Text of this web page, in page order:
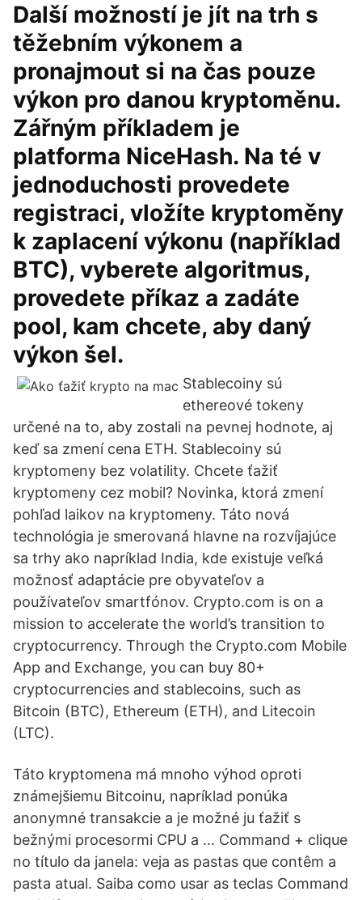
Další možností je jít na trh s
těžebním výkonem a
pronajmout si na čas pouze
výkon pro danou kryptoměnu.
Zářným příkladem je
platforma NiceHash. Na té v
jednoduchosti provedete
registraci, vložíte kryptoměny
k zaplacení výkonu (například
BTC), vyberete algoritmus,
provedete příkaz a zadáte
pool, kam chcete, aby daný
výkon šel.
Stablecoiny sú
ethereové tokeny
určené na to, aby zostali na pevnej hodnote, aj
keď sa zmení cena ETH. Stablecoiny sú
kryptomeny bez volatility. Chcete ťažiť
kryptomeny cez mobil? Novinka, ktorá zmení
pohľad laikov na kryptomeny. Táto nová
technológia je smerovaná hlavne na rozvíjajúce
sa trhy ako napríklad India, kde existuje veľká
možnosť adaptácie pre obyvateľov a
používateľov smartfónov. Crypto.com is on a
mission to accelerate the world’s transition to
cryptocurrency. Through the Crypto.com Mobile
App and Exchange, you can buy 80+
cryptocurrencies and stablecoins, such as
Bitcoin (BTC), Ethereum (ETH), and Litecoin
(LTC).
Táto kryptomena má mnoho výhod oproti
známejšiemu Bitcoinu, napríklad ponúka
anonymné transakcie a je možné ju ťažiť s
bežnými procesormi CPU a … Command + clique
no título da janela: veja as pastas que contêm a
pasta atual. Saiba como usar as teclas Command